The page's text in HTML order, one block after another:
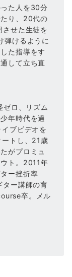
た人を30分
り、20代の
せた生徒を
弾けるように
た指導をす
して立ち直
ロ、リズム
年時代を過
ブビデオを
トし、21歳
がプロミュ
ト。2011年
ー挫折率
ター講師の育
卒。メル